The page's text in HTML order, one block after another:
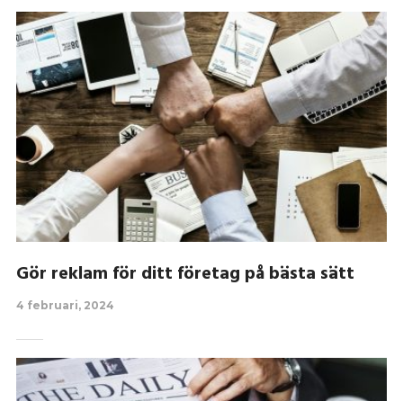
Gör reklam för ditt företag på bästa sätt
4 februari, 2024